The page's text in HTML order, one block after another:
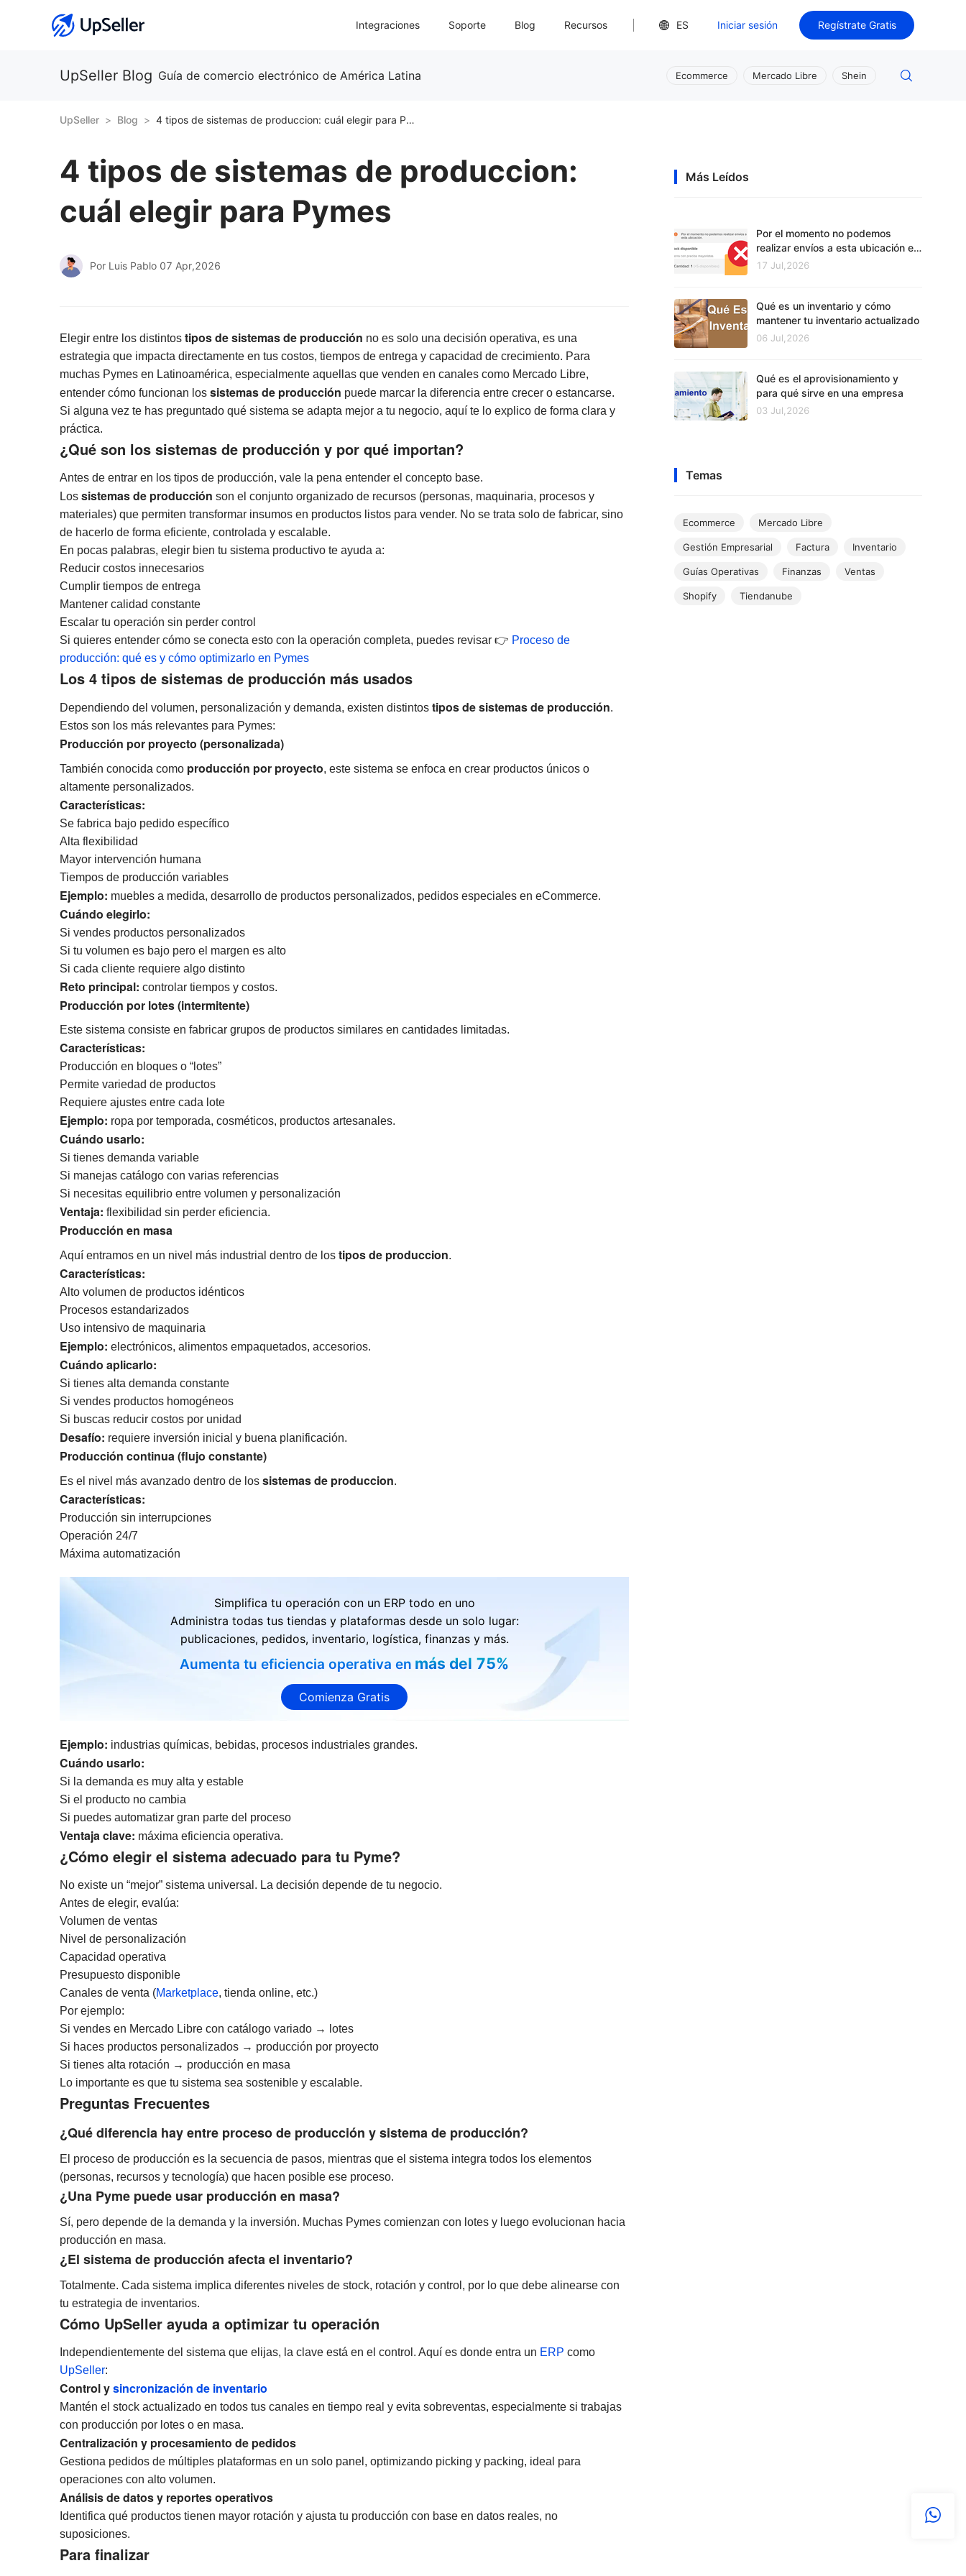
Integraciones Soporte Blog Recursos ES Iniciar sesión Regístrate Gratis
UpSeller Blog Guía de comercio electrónico de América Latina Ecommerce Mercado Libre Shein
UpSeller Blog 4 tipos de sistemas de produccion: cuál elegir para Pymes
4 tipos de sistemas de produccion:
cuál elegir para Pymes
Por Luis Pablo 07 Apr,2026
Elegir entre los distintos tipos de sistemas de producción no es solo una decisión operativa, es una
estrategia que impacta directamente en tus costos, tiempos de entrega y capacidad de crecimiento. Para
muchas Pymes en Latinoamérica, especialmente aquellas que venden en canales como Mercado Libre,
entender cómo funcionan los sistemas de producción puede marcar la diferencia entre crecer o estancarse.
Si alguna vez te has preguntado qué sistema se adapta mejor a tu negocio, aquí te lo explico de forma clara y
práctica.
¿Qué son los sistemas de producción y por qué importan?
Antes de entrar en los tipos de producción, vale la pena entender el concepto base.
Los sistemas de producción son el conjunto organizado de recursos (personas, maquinaria, procesos y
materiales) que permiten transformar insumos en productos listos para vender. No se trata solo de fabricar, sino
de hacerlo de forma eficiente, controlada y escalable.
En pocas palabras, elegir bien tu sistema productivo te ayuda a:
Reducir costos innecesarios
Cumplir tiempos de entrega
Mantener calidad constante
Escalar tu operación sin perder control
Si quieres entender cómo se conecta esto con la operación completa, puedes revisar 👉 Proceso de
producción: qué es y cómo optimizarlo en Pymes
Los 4 tipos de sistemas de producción más usados
Dependiendo del volumen, personalización y demanda, existen distintos tipos de sistemas de producción.
Estos son los más relevantes para Pymes:
Producción por proyecto (personalizada)
También conocida como producción por proyecto, este sistema se enfoca en crear productos únicos o
altamente personalizados.
Características:
Se fabrica bajo pedido específico
Alta flexibilidad
Mayor intervención humana
Tiempos de producción variables
Ejemplo: muebles a medida, desarrollo de productos personalizados, pedidos especiales en eCommerce.
Cuándo elegirlo:
Si vendes productos personalizados
Si tu volumen es bajo pero el margen es alto
Si cada cliente requiere algo distinto
Reto principal: controlar tiempos y costos.
Producción por lotes (intermitente)
Este sistema consiste en fabricar grupos de productos similares en cantidades limitadas.
Características:
Producción en bloques o “lotes”
Permite variedad de productos
Requiere ajustes entre cada lote
Ejemplo: ropa por temporada, cosméticos, productos artesanales.
Cuándo usarlo:
Si tienes demanda variable
Si manejas catálogo con varias referencias
Si necesitas equilibrio entre volumen y personalización
Ventaja: flexibilidad sin perder eficiencia.
Producción en masa
Aquí entramos en un nivel más industrial dentro de los tipos de produccion.
Características:
Alto volumen de productos idénticos
Procesos estandarizados
Uso intensivo de maquinaria
Ejemplo: electrónicos, alimentos empaquetados, accesorios.
Cuándo aplicarlo:
Si tienes alta demanda constante
Si vendes productos homogéneos
Si buscas reducir costos por unidad
Desafío: requiere inversión inicial y buena planificación.
Producción continua (flujo constante)
Es el nivel más avanzado dentro de los sistemas de produccion.
Características:
Producción sin interrupciones
Operación 24/7
Máxima automatización
Simplifica tu operación con un ERP todo en uno
Administra todas tus tiendas y plataformas desde un solo lugar:
publicaciones, pedidos, inventario, logística, finanzas y más.
Aumenta tu eficiencia operativa en más del 75%
Comienza Gratis
Ejemplo: industrias químicas, bebidas, procesos industriales grandes.
Cuándo usarlo:
Si la demanda es muy alta y estable
Si el producto no cambia
Si puedes automatizar gran parte del proceso
Ventaja clave: máxima eficiencia operativa.
¿Cómo elegir el sistema adecuado para tu Pyme?
No existe un “mejor” sistema universal. La decisión depende de tu negocio.
Antes de elegir, evalúa:
Volumen de ventas
Nivel de personalización
Capacidad operativa
Presupuesto disponible
Canales de venta (Marketplace, tienda online, etc.)
Por ejemplo:
Si vendes en Mercado Libre con catálogo variado → lotes
Si haces productos personalizados → producción por proyecto
Si tienes alta rotación → producción en masa
Lo importante es que tu sistema sea sostenible y escalable.
Preguntas Frecuentes
¿Qué diferencia hay entre proceso de producción y sistema de producción?
El proceso de producción es la secuencia de pasos, mientras que el sistema integra todos los elementos
(personas, recursos y tecnología) que hacen posible ese proceso.
¿Una Pyme puede usar producción en masa?
Sí, pero depende de la demanda y la inversión. Muchas Pymes comienzan con lotes y luego evolucionan hacia
producción en masa.
¿El sistema de producción afecta el inventario?
Totalmente. Cada sistema implica diferentes niveles de stock, rotación y control, por lo que debe alinearse con
tu estrategia de inventarios.
Cómo UpSeller ayuda a optimizar tu operación
Independientemente del sistema que elijas, la clave está en el control. Aquí es donde entra un ERP como
UpSeller:
Control ysincronización de inventario
Mantén el stock actualizado en todos tus canales en tiempo real y evita sobreventas, especialmente si trabajas
con producción por lotes o en masa.
Centralización y procesamiento de pedidos
Gestiona pedidos de múltiples plataformas en un solo panel, optimizando picking y packing, ideal para
operaciones con alto volumen.
Análisis de datos y reportes operativos
Identifica qué productos tienen mayor rotación y ajusta tu producción con base en datos reales, no
suposiciones.
Para finalizar
Más Leídos
Por el momento no podemos
realizar envíos a esta ubicación en
Mercado Libre
17 Jul,2026
Qué es un inventario y cómo
mantener tu inventario actualizado
06 Jul,2026
Qué es el aprovisionamiento y
para qué sirve en una empresa
03 Jul,2026
Temas
Ecommerce Mercado Libre
Gestión Empresarial Factura Inventario
Guías Operativas Finanzas Ventas
Shopify Tiendanube